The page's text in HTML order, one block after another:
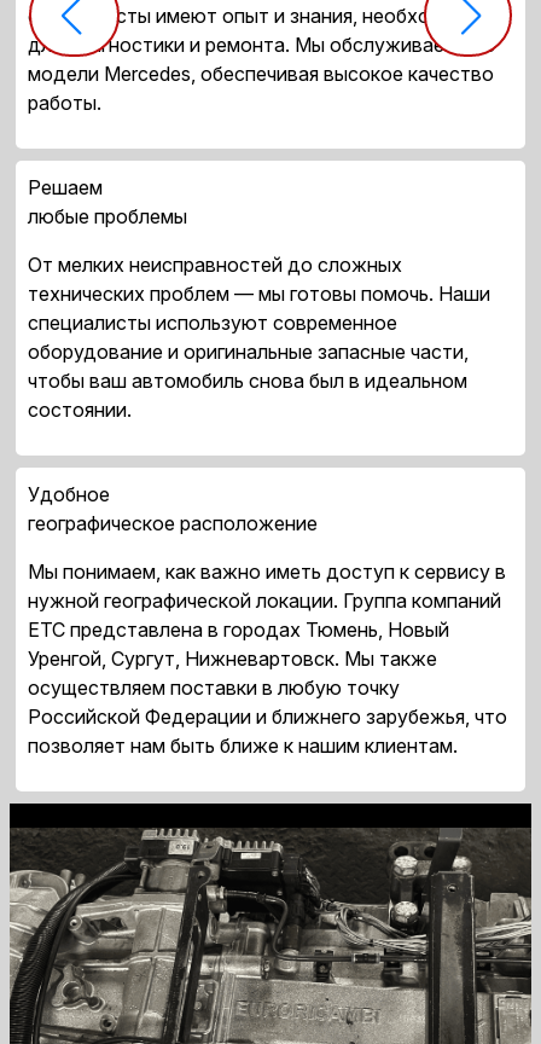
специалисты имеют опыт и знания, необходимые
для диагностики и ремонта. Мы обслуживаем все
модели Mercedes, обеспечивая высокое качество
работы.
Решаем
любые проблемы
От мелких неисправностей до сложных
технических проблем — мы готовы помочь. Наши
специалисты используют современное
оборудование и оригинальные запасные части,
чтобы ваш автомобиль снова был в идеальном
состоянии.
Удобное
географическое расположение
Мы понимаем, как важно иметь доступ к сервису в
нужной географической локации. Группа компаний
ЕТС представлена в городах Тюмень, Новый
Уренгой, Сургут, Нижневартовск. Мы также
осуществляем поставки в любую точку
Российской Федерации и ближнего зарубежья, что
позволяет нам быть ближе к нашим клиентам.